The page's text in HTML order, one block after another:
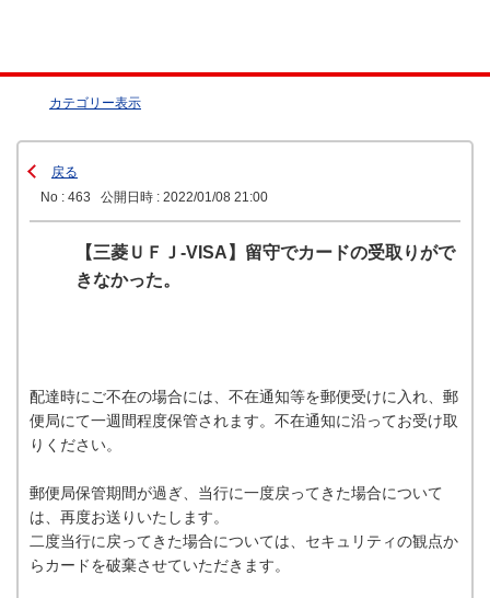
カテゴリー表示
戻る
No : 463
公開日時 : 2022/01/08 21:00
【三菱ＵＦＪ-VISA】留守でカードの受取りがで
きなかった。
配達時にご不在の場合には、不在通知等を郵便受けに入れ、郵
便局にて一週間程度保管されます。不在通知に沿ってお受け取
りください。
郵便局保管期間が過ぎ、当行に一度戻ってきた場合について
は、再度お送りいたします。
二度当行に戻ってきた場合については、セキュリティの観点か
らカードを破棄させていただきます。